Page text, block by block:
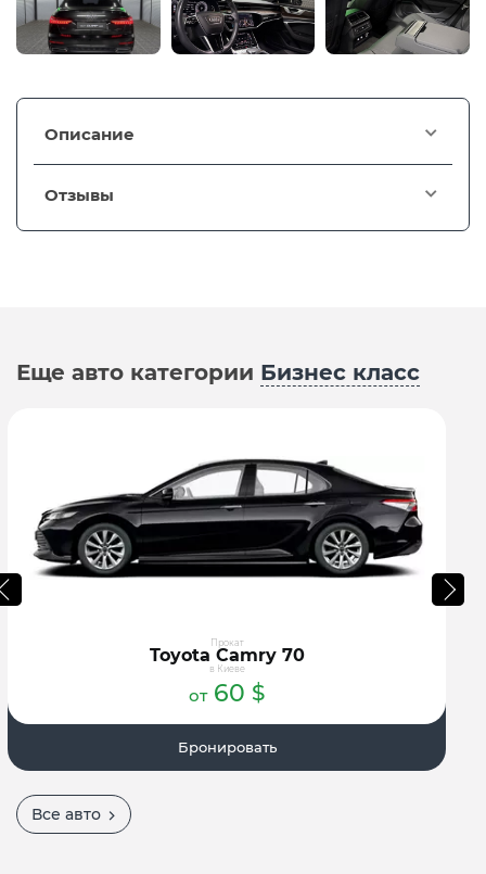
Описание
Отзывы
Еще авто категории Бизнес класс
Прокат
Toyota Camry 70
в Киеве
от 60 $
Бронировать
Все авто